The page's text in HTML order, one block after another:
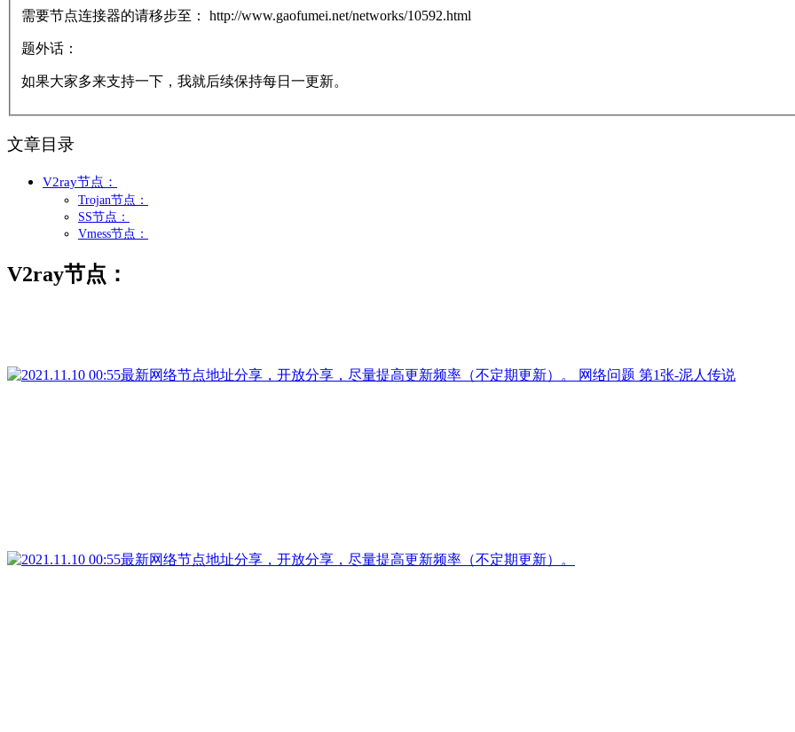
需要节点连接器的请移步至： http://www.gaofumei.net/networks/10592.html
题外话：
如果大家多来支持一下，我就后续保持每日一更新。
文章目录
V2ray节点：
Trojan节点：
SS节点：
Vmess节点：
V2ray节点：